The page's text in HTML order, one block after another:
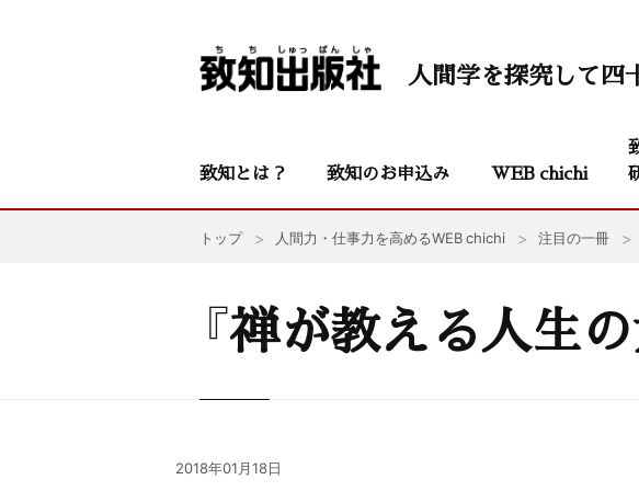
人間学を探究して四
致知とは？ 致知のお申込み WEB chichi
トップ 人間力・仕事力を高めるWEB chichi 注目の一冊
『禅が教える人生の
2018年01月18日